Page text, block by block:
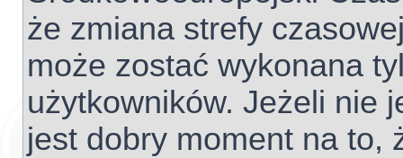
że zmiana strefy
może zostać wykonana
użytkowników. Jeżeli nie
jest dobry moment na to,